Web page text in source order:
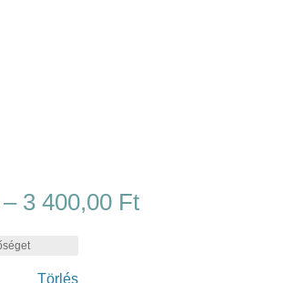
– 3 400,00 FtÁrtartomány:
Törlés